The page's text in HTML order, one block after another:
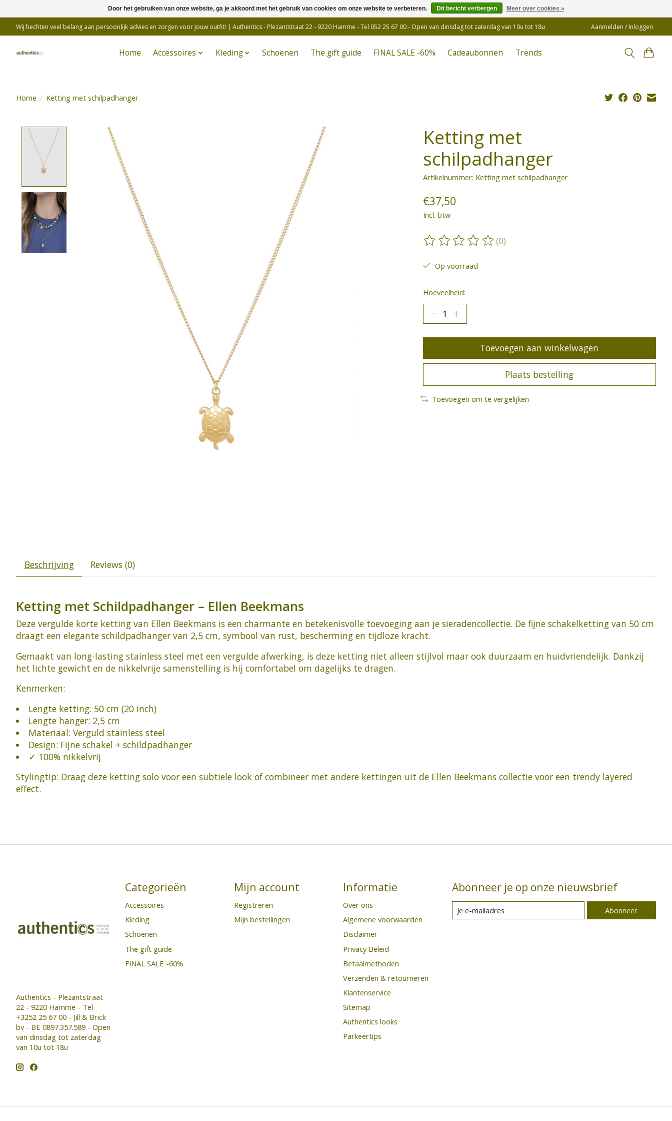
Wij hechten veel belang aan persoonlijk advies en zorgen voor jouw outfit! | Authentics - Plezantstraat 22 - 9220 Hamme - Tel 052 25 67 00 - Open van dinsdag tot zaterdag van 10u tot 18u Aanmelden / Inloggen
Home Accessoires Kleding Schoenen The gift guide FINAL SALE -60% Cadeaubonnen Trends
Home / Ketting met schilpadhanger
Product image slideshow Items
Ketting met
schilpadhanger
Artikelnummer: Ketting met schilpadhanger
€37,50
Incl. btw
De beoordeling van dit product is
(0)
Op voorraad
Hoeveelheid:
Toevoegen aan winkelwagen
Plaats bestelling
Toevoegen om te vergelijken
Beschrijving Reviews (0)
Ketting met Schildpadhanger – Ellen Beekmans
Deze vergulde korte ketting van Ellen Beekmans is een charmante en betekenisvolle toevoeging aan je sieradencollectie. De fijne schakelketting van 50 cm
draagt een elegante schildpadhanger van 2,5 cm, symbool van rust, bescherming en tijdloze kracht.
Gemaakt van long-lasting stainless steel met een vergulde afwerking, is deze ketting niet alleen stijlvol maar ook duurzaam en huidvriendelijk. Dankzij
het lichte gewicht en de nikkelvrije samenstelling is hij comfortabel om dagelijks te dragen.
Kenmerken:
Lengte ketting: 50 cm (20 inch)
Lengte hanger: 2,5 cm
Materiaal: Verguld stainless steel
Design: Fijne schakel + schildpadhanger
✓ 100% nikkelvrij
Stylingtip: Draag deze ketting solo voor een subtiele look of combineer met andere kettingen uit de Ellen Beekmans collectie voor een trendy layered
effect.
Authentics - Plezantstraat
22 - 9220 Hamme - Tel
+3252 25 67 00 - Jill & Brick
bv - BE 0897.357.589 - Open
van dinsdag tot zaterdag
van 10u tot 18u
Categorieën
Accessoires
Kleding
Schoenen
The gift guide
FINAL SALE -60%
Mijn account
Registreren
Mijn bestellingen
Informatie
Over ons
Algemene voorwaarden
Disclaimer
Privacy Beleid
Betaalmethoden
Verzenden & retourneren
Klantenservice
Sitemap
Authentics looks
Parkeertips
Abonneer je op onze nieuwsbrief
Abonneer
Door het gebruiken van onze website, ga je akkoord met het gebruik van cookies om onze website te verbeteren. Dit bericht verbergen Meer over cookies »